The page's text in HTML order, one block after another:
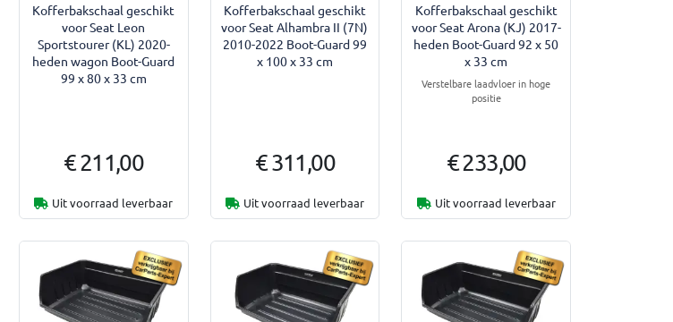
Kofferbakschaal geschikt
voor Seat Leon
Sportstourer (KL) 2020-
heden wagon Boot-Guard
99 x 80 x 33 cm
€ 211,00
Uit voorraad leverbaar
Kofferbakschaal geschikt
voor Seat Alhambra II (7N)
2010-2022 Boot-Guard 99
x 100 x 33 cm
€ 311,00
Uit voorraad leverbaar
Kofferbakschaal geschikt
voor Seat Arona (KJ) 2017-
heden Boot-Guard 92 x 50
x 33 cm
Verstelbare laadvloer in hoge
positie
€ 233,00
Uit voorraad leverbaar